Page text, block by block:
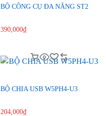
BỘ CÔNG CỤ ĐA NĂNG ST2
390,000₫
BỘ CHIA USB W5PH4-U3
204,000₫